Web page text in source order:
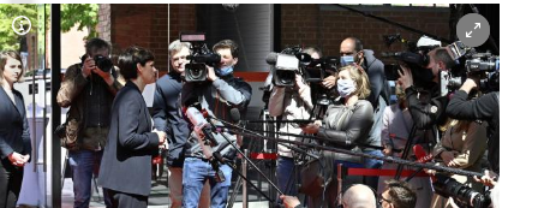
Copyright-Hinweis öffnen/schließen